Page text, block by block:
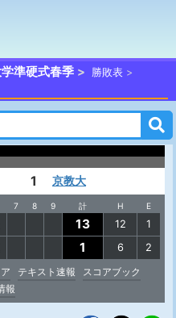
準硬式春季
勝敗表
1 京教大
7 8 9 計 H E
13 12
1
1 6
2
テキスト速報
スコアブック
報